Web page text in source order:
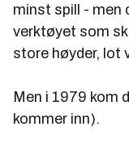
minst spill - men
verktøyet som
store høyder, lot
Men i 1979 kom
kommer inn).